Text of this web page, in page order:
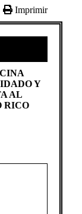
Imprimir
Y
AL
RICO​